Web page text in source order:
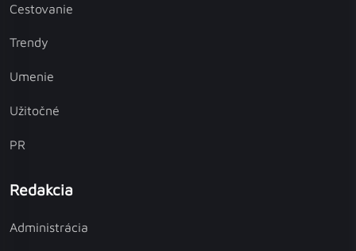
Cestovanie
Trendy
Umenie
Užitočné
PR
Redakcia
Administrácia